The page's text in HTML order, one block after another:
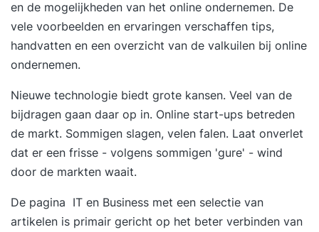
en de mogelijkheden van het online ondernemen. De
vele voorbeelden en ervaringen verschaffen tips,
handvatten en een overzicht van de valkuilen bij online
ondernemen.
Nieuwe technologie biedt grote kansen. Veel van de
bijdragen gaan daar op in. Online start-ups betreden
de markt. Sommigen slagen, velen falen. Laat onverlet
dat er een frisse - volgens sommigen 'gure' - wind
door de markten waait.
De pagina IT en Business met een selectie van
artikelen is primair gericht op het beter verbinden van